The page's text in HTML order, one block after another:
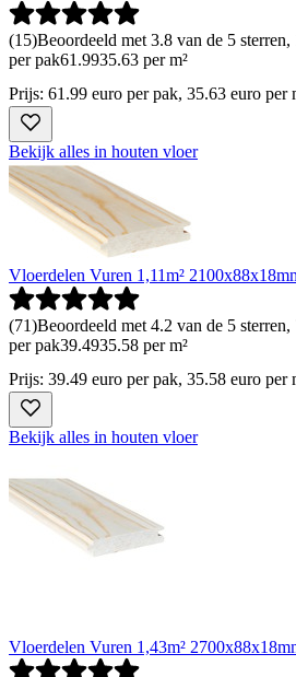
(15)Beoordeeld met 3.8 van de 5
per pak61 .9935.63 per m²
Prijs: 61.99 euro per pak, 35.63 euro per
Bekijk alles in houten vloer
Vloerdelen Vuren 1,11m²
(71)Beoordeeld met 4.2 van de 5
per pak39.4935.58 per m²
Prijs: 39.49 euro per pak, 35.58 euro per
Bekijk alles in houten vloer
Vloerdelen Vuren 1,43m²